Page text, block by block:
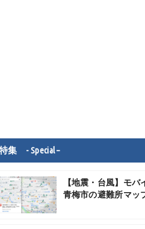
集 - Special –
【地震・台風】モバ
青梅市の避難所マッ